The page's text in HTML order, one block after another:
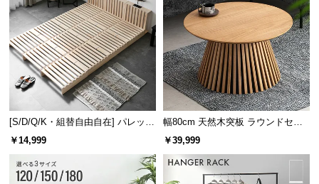
[S/D/Q/K・組替自由自在] パレット
ベッド 8/12/16枚セット
￥14,999
幅80cm 天然木突板 ラウンドセン
ターテーブル 美しい格子デザイン
￥39,999